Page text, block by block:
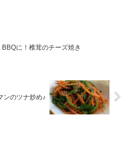
BBQに！椎茸のチーズ焼き
ンのツナ炒め♪